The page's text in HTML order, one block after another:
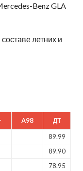
Benz GLA
летних и
A98 ДТ
89.99
89.90
78.95